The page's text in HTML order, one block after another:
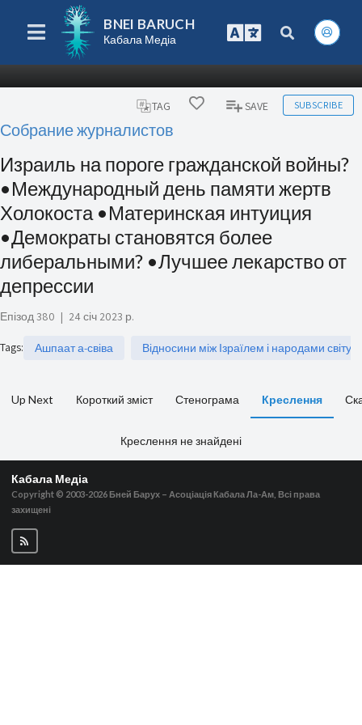
BNEI BARUCH
Кабала Медіа
TAG SAVE SUBSCRIBE
Собрание журналистов
Израиль на пороге гражданской войны?
•Международный день памяти жертв
Холокоста •Материнская интуиция
•Демократы становятся более
либеральными? •Лучшее лекарство от
депрессии
Епізод 380 | 24 січ 2023 р.
Tags: Ашпаат а-свіва Відносини між Ізраїлем і народами світу
Up Next Короткий зміст Стенограма Креслення
Креслення не знайдені
Кабала Медіа
Copyright © 2003-2026 Бней Барух – Асоціація Кабала Ла-Ам, Всі права
захищені